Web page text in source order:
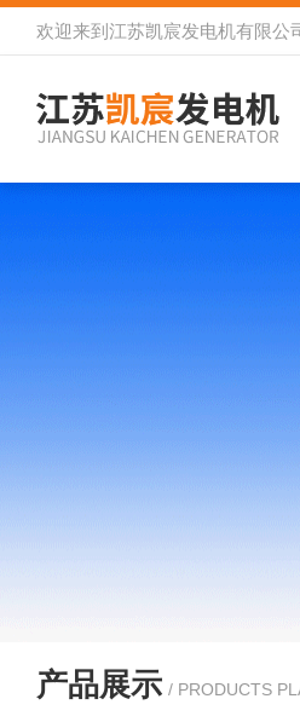
欢迎来到 江苏凯宸发电机有限公
产品展示 / PRODUCTS